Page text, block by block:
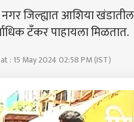
जिल्ह्यात आशिया खंडातील
टँकर पाहायला मिळतात.
: 15 May 2024 02:58 PM (IST)